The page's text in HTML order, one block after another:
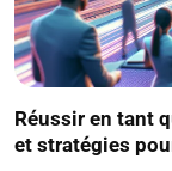
Réussir en tant
et stratégies